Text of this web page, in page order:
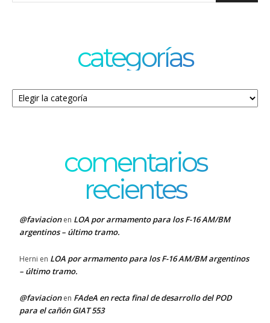
categorías
Categorías
comentarios
recientes
@faviacionen LOA por armamento para los F-16 AM/BM
argentinos – último tramo.
Herni en LOA por armamento para los F-16 AM/BM argentinos
– último tramo.
@faviacionen FAdeA en recta final de desarrollo del POD
para el cañón GIAT 553